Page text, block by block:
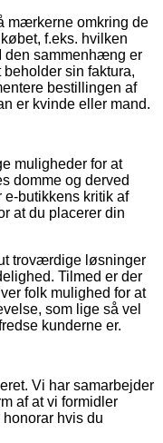
mærkerne omkring de
f.eks. hvilken
den sammenhæng er
sin faktura,
bestillingen af
er kvinde eller mand.
muligheder for at
domme og derved
e-butikkens kritik af
at du placerer din
troværdige løsninger
Tilmed er der
folk mulighed for at
som lige så vel
kunderne er.
Vi har samarbejder
af at vi formidler
hvis du